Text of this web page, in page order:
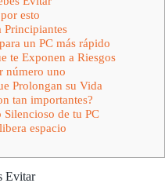
esto
Principiantes
un PC más rápido
te Exponen a Riesgos
número uno
Prolongan su Vida
tan importantes?
de tu PC
espacio
Evitar